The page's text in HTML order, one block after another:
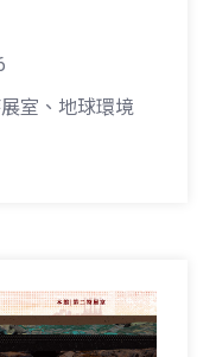
室、地球環境